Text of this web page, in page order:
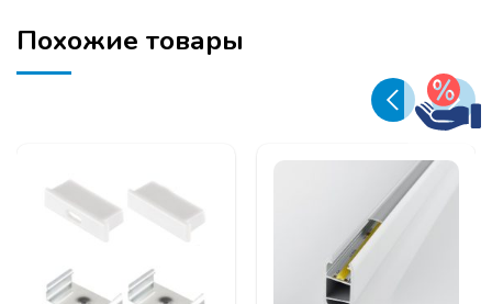
с
мат.
экран
Похожие товары